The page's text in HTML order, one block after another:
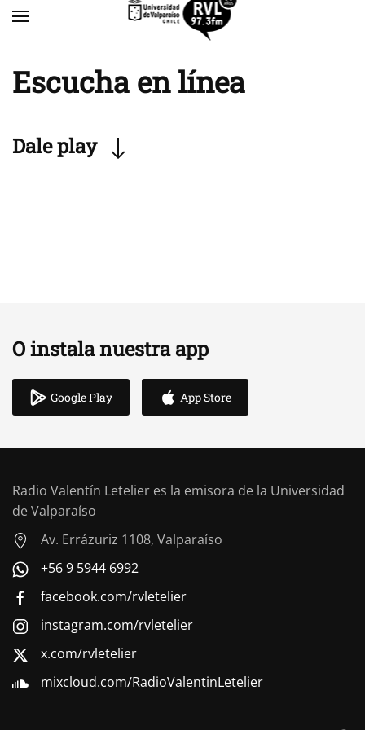
Escucha en línea
Dale play
O instala nuestra app
Google Play App Store
Radio Valentín Letelier es la emisora de la Universidad
de Valparaíso
Av. Errázuriz 1108, Valparaíso
+56 9 5944 6992
facebook.com/rvletelier
instagram.com/rvletelier
x.com/rvletelier
mixcloud.com/RadioValentinLetelier